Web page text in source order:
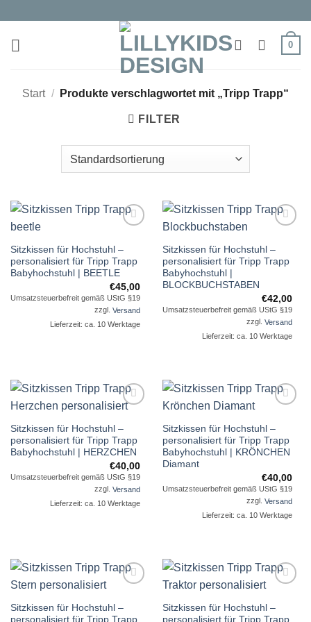
springen
0
Start / Produkte verschlagwortet mit „Tripp Trapp“
FILTER
Wunschliste
Sitzkissen für Hochstuhl –
personalisiert für Tripp Trapp
Babyhochstuhl | BEETLE
€45,00
Umsatzsteuerbefreit gemäß UStG §19
zzgl. Versand
Lieferzeit: ca. 10 Werktage
Wunschliste
Sitzkissen für Hochstuhl –
personalisiert für Tripp Trapp
Babyhochstuhl |
BLOCKBUCHSTABEN
€42,00
Umsatzsteuerbefreit gemäß UStG §19
zzgl. Versand
Lieferzeit: ca. 10 Werktage
Wunschliste
Sitzkissen für Hochstuhl –
personalisiert für Tripp Trapp
Babyhochstuhl | HERZCHEN
€40,00
Umsatzsteuerbefreit gemäß UStG §19
zzgl. Versand
Lieferzeit: ca. 10 Werktage
Wunschliste
Sitzkissen für Hochstuhl –
personalisiert für Tripp Trapp
Babyhochstuhl | KRÖNCHEN
Diamant
€40,00
Umsatzsteuerbefreit gemäß UStG §19
zzgl. Versand
Lieferzeit: ca. 10 Werktage
Wunschliste
Sitzkissen für Hochstuhl –
personalisiert für Tripp Trapp
Wunschliste
Sitzkissen für Hochstuhl –
personalisiert für Tripp Trapp